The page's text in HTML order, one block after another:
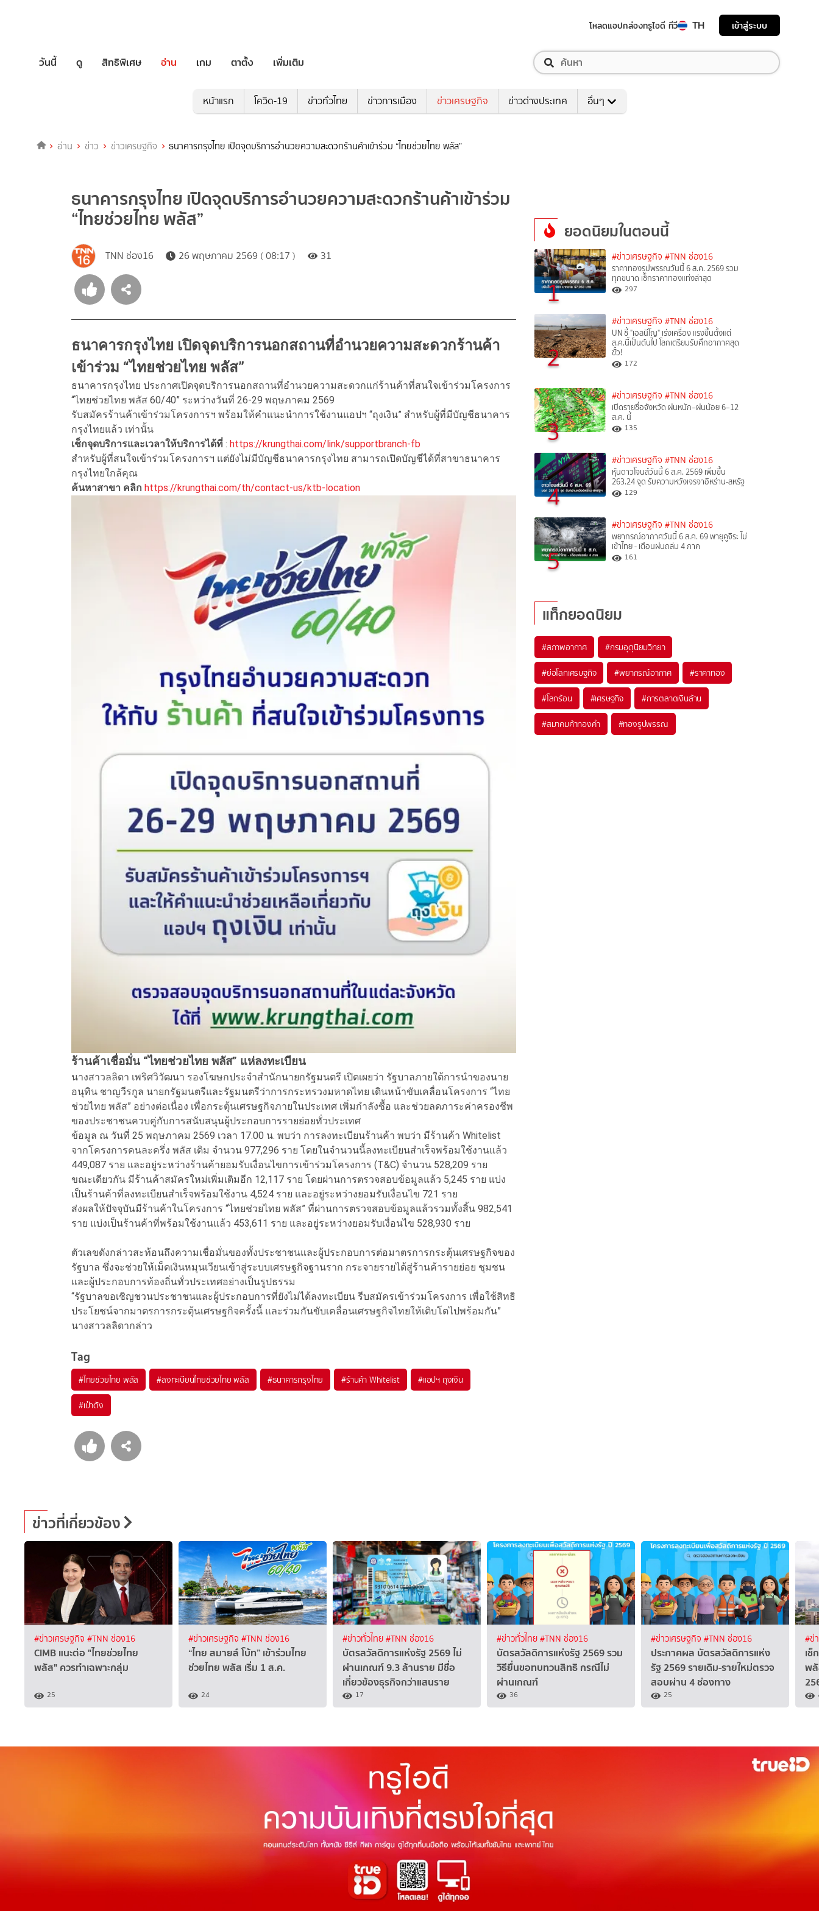
โหลดแอปกล่องทรูไอดี ทีวี TH เข้าสู่ระบบ
วันนี้ ดู สิทธิพิเศษ อ่าน เกม ตาตั้ง เพิ่มเติม
หน้าแรก โควิด-19 ข่าวทั่วไทย ข่าวการเมือง ข่าวเศรษฐกิจ ข่าวต่างประเทศ อื่นๆ
อ่าน ข่าว ข่าวเศรษฐกิจ ธนาคารกรุงไทย เปิดจุดบริการอำนวยความสะดวกร้านค้าเข้าร่วม “ไทยช่วยไทย พลัส”
ธนาคารกรุงไทย เปิดจุดบริการอำนวยความสะดวกร้านค้าเข้าร่วม
“ไทยช่วยไทย พลัส”
TNN ช่อง16 26 พฤษภาคม 2569 ( 08:17 ) 31
ธนาคารกรุงไทย เปิดจุดบริการนอกสถานที่อำนวยความสะดวกร้านค้า
เข้าร่วม “ไทยช่วยไทย พลัส”
ธนาคารกรุงไทย ประกาศเปิดจุดบริการนอกสถานที่อำนวยความสะดวกแก่ร้านค้าที่สนใจเข้าร่วมโครงการ
“ไทยช่วยไทย พลัส 60/40” ระหว่างวันที่ 26-29 พฤษภาคม 2569
รับสมัครร้านค้าเข้าร่วมโครงการฯ พร้อมให้คำแนะนำการใช้งานแอปฯ “ถุงเงิน” สำหรับผู้ที่มีบัญชีธนาคาร
กรุงไทยแล้ว เท่านั้น
เช็กจุดบริการและเวลาให้บริการได้ที่ : https://krungthai.com/link/supportbranch-fb
สำหรับผู้ที่สนใจเข้าร่วมโครงการฯ แต่ยังไม่มีบัญชีธนาคารกรุงไทย สามารถเปิดบัญชีได้ที่สาขาธนาคาร
กรุงไทยใกล้คุณ
ค้นหาสาขา คลิก https://krungthai.com/th/contact-us/ktb-location
ร้านค้าเชื่อมั่น “ไทยช่วยไทย พลัส” แห่ลงทะเบียน
นางสาวลลิดา เพริศวิวัฒนา รองโฆษกประจำสำนักนายกรัฐมนตรี เปิดเผยว่า รัฐบาลภายใต้การนำของนาย
อนุทิน ชาญวีรกูล นายกรัฐมนตรีและรัฐมนตรีว่าการกระทรวงมหาดไทย เดินหน้าขับเคลื่อนโครงการ “ไทย
ช่วยไทย พลัส” อย่างต่อเนื่อง เพื่อกระตุ้นเศรษฐกิจภายในประเทศ เพิ่มกำลังซื้อ และช่วยลดภาระค่าครองชีพ
ของประชาชนควบคู่กับการสนับสนุนผู้ประกอบการรายย่อยทั่วประเทศ
ข้อมูล ณ วันที่ 25 พฤษภาคม 2569 เวลา 17.00 น. พบว่า การลงทะเบียนร้านค้า พบว่า มีร้านค้า Whitelist
จากโครงการคนละครึ่ง พลัส เดิม จำนวน 977,296 ราย โดยในจำนวนนี้ลงทะเบียนสำเร็จพร้อมใช้งานแล้ว
449,087 ราย และอยู่ระหว่างร้านค้ายอมรับเงื่อนไขการเข้าร่วมโครงการ (T&C) จำนวน 528,209 ราย
ขณะเดียวกัน มีร้านค้าสมัครใหม่เพิ่มเติมอีก 12,117 ราย โดยผ่านการตรวจสอบข้อมูลแล้ว 5,245 ราย แบ่ง
เป็นร้านค้าที่ลงทะเบียนสำเร็จพร้อมใช้งาน 4,524 ราย และอยู่ระหว่างยอมรับเงื่อนไข 721 ราย
ส่งผลให้ปัจจุบันมีร้านค้าในโครงการ “ไทยช่วยไทย พลัส” ที่ผ่านการตรวจสอบข้อมูลแล้วรวมทั้งสิ้น 982,541
ราย แบ่งเป็นร้านค้าที่พร้อมใช้งานแล้ว 453,611 ราย และอยู่ระหว่างยอมรับเงื่อนไข 528,930 ราย
ตัวเลขดังกล่าวสะท้อนถึงความเชื่อมั่นของทั้งประชาชนและผู้ประกอบการต่อมาตรการกระตุ้นเศรษฐกิจของ
รัฐบาล ซึ่งจะช่วยให้เม็ดเงินหมุนเวียนเข้าสู่ระบบเศรษฐกิจฐานราก กระจายรายได้สู่ร้านค้ารายย่อย ชุมชน
และผู้ประกอบการท้องถิ่นทั่วประเทศอย่างเป็นรูปธรรม
“รัฐบาลขอเชิญชวนประชาชนและผู้ประกอบการที่ยังไม่ได้ลงทะเบียน รีบสมัครเข้าร่วมโครงการ เพื่อใช้สิทธิ
ประโยชน์จากมาตรการกระตุ้นเศรษฐกิจครั้งนี้ และร่วมกันขับเคลื่อนเศรษฐกิจไทยให้เติบโตไปพร้อมกัน”
นางสาวลลิดากล่าว
Tag
#ไทยช่วยไทย พลัส #ลงทะเบียนไทยช่วยไทย พลัส #ธนาคารกรุงไทย #ร้านค้า Whitelist #แอปฯ ถุงเงิน
#เป๋าตัง
ยอดนิยมในตอนนี้
1
#ข่าวเศรษฐกิจ #TNN ช่อง16
ราคาทองรูปพรรณวันนี้ 6 ส.ค. 2569 รวม
ทุกขนาด เช็กราคาทองแท่งล่าสุด
297
2
#ข่าวเศรษฐกิจ #TNN ช่อง16
UN ชี้ "เอลนีโญ" เร่งเครื่อง แรงขึ้นตั้งแต่
ส.ค.นี้เป็นต้นไป โลกเตรียมรับศึกอากาศสุด
ขั้ว!
172
3
#ข่าวเศรษฐกิจ #TNN ช่อง16
เปิดรายชื่อจังหวัด ฝนหนัก–ฝนน้อย 6–12
ส.ค. นี้
135
4
#ข่าวเศรษฐกิจ #TNN ช่อง16
หุ้นดาวโจนส์วันนี้ 6 ส.ค. 2569 เพิ่มขึ้น
263.24 จุด รับความหวังเจรจาอิหร่าน-สหรัฐ
129
5
#ข่าวเศรษฐกิจ #TNN ช่อง16
พยากรณ์อากาศวันนี้ 6 ส.ค. 69 พายุคูจิระ ไม่
เข้าไทย - เตือนฝนถล่ม 4 ภาค
161
แท็กยอดนิยม
#สภาพอากาศ #กรมอุตุนิยมวิทยา
#ย่อโลกเศรษฐกิจ #พยากรณ์อากาศ #ราคาทอง
#โลกร้อน #เศรษฐกิจ #การตลาดเงินล้าน
#สมาคมค้าทองคำ #ทองรูปพรรณ
ข่าวที่เกี่ยวข้อง
#ข่าวเศรษฐกิจ #TNN ช่อง16
CIMB แนะต่อ "ไทยช่วยไทย
พลัส" ควรทำเฉพาะกลุ่ม
25
#ข่าวเศรษฐกิจ #TNN ช่อง16
“ไทย สมายล์ โบ้ท” เข้าร่วมไทย
ช่วยไทย พลัส เริ่ม 1 ส.ค.
24
#ข่าวทั่วไทย#TNN ช่อง16
บัตรสวัสดิการแห่งรัฐ 2569 ไม่
ผ่านเกณฑ์ 9.3 ล้านราย มีชื่อ
เกี่ยวข้องธุรกิจกว่าแสนราย
17
#ข่าวทั่วไทย#TNN ช่อง16
บัตรสวัสดิการแห่งรัฐ 2569 รวม
วิธียื่นขอทบทวนสิทธิ กรณีไม่
ผ่านเกณฑ์
36
#ข่าวเศรษฐกิจ #TNN ช่อง16
ประกาศผล บัตรสวัสดิการแห่ง
รัฐ 2569 รายเดิม-รายใหม่ตรวจ
สอบผ่าน 4 ช่องทาง
25
#ข่
เ
พ